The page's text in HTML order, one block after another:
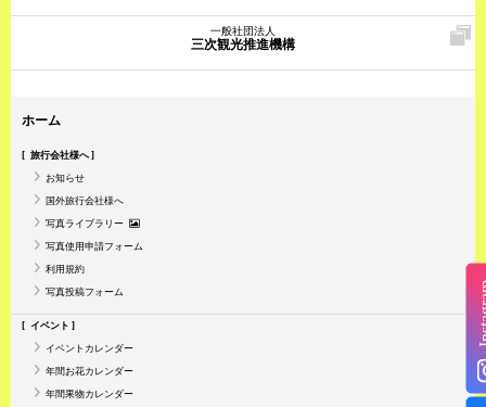
一般社団法人
三次観光推進機構
ホーム
旅行会社様へ
お知らせ
国外旅行会社様へ
写真ライブラリー
写真使用申請フォーム
利用規約
写真投稿フォーム
イベント
イベントカレンダー
年間お花カレンダー
年間果物カレンダー